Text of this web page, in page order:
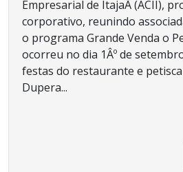
Empresarial de ItajaÃ­ (ACII),
corporativo, reunindo
o programa Grande Venda o
ocorreu no dia 1Âº de
festas do restaurante e
Dupera...